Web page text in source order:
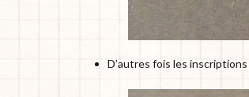
D’autres fois les